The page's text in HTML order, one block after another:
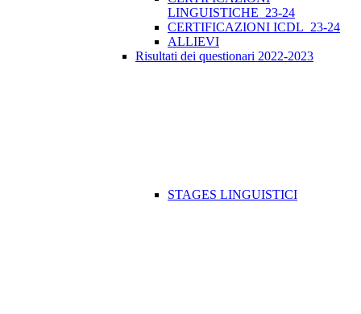
LINGUISTICHE_23-24
CERTIFICAZIONI ICDL_23-24
ALLIEVI
Risultati dei questionari 2022-2023
STAGES LINGUISTICI